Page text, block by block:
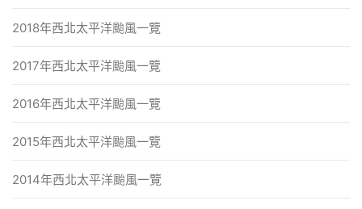
2018年西北太平洋颱風一覽
2017年西北太平洋颱風一覽
2016年西北太平洋颱風一覽
2015年西北太平洋颱風一覽
2014年西北太平洋颱風一覽